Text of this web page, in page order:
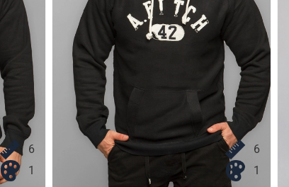
6
1
6
1